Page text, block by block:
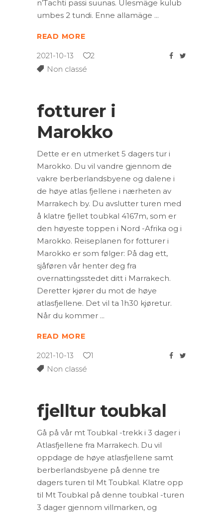
n’Tachti passi suunas. Ülesmäge kulub
umbes 2 tundi. Enne allamäge
READ MORE
2021-10-13
2
Non classé
fotturer i
Marokko
Dette er en utmerket 5 dagers tur i
Marokko. Du vil vandre gjennom de
vakre berberlandsbyene og dalene i
de høye atlas fjellene i nærheten av
Marrakech by. Du avslutter turen med
å klatre fjellet toubkal 4167m, som er
den høyeste toppen i Nord -Afrika og i
Marokko. Reiseplanen for fotturer i
Marokko er som følger: På dag ett,
sjåføren vår henter deg fra
overnattingsstedet ditt i Marrakech.
Deretter kjører du mot de høye
atlasfjellene. Det vil ta 1h30 kjøretur.
Når du kommer
READ MORE
2021-10-13
1
Non classé
fjelltur toubkal
Gå på vår mt Toubkal -trekk i 3 dager i
Atlasfjellene fra Marrakech. Du vil
oppdage de høye atlasfjellene samt
berberlandsbyene på denne tre
dagers turen til Mt Toubkal. Klatre opp
til Mt Toubkal på denne toubkal -turen
3 dager gjennom villmarken, og